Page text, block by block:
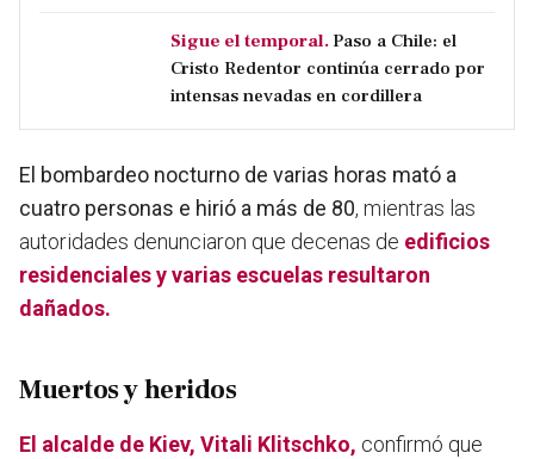
Sigue el temporal. Paso a Chile: el
Cristo Redentor continúa cerrado por
intensas nevadas en cordillera
El bombardeo nocturno de varias horas mató a
cuatro personas e hirió a más de 80, mientras las
autoridades denunciaron que decenas de edificios
residenciales y varias escuelas resultaron
dañados.
Muertos y heridos
El alcalde de Kiev, Vitali Klitschko, confirmó que